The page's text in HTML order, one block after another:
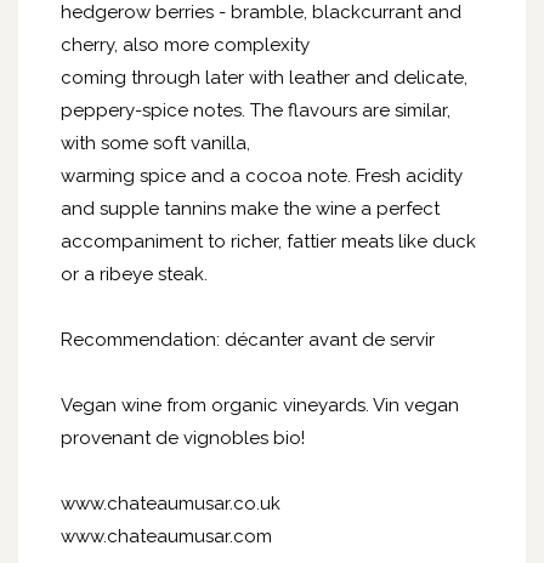
hedgerow berries - bramble, blackcurrant and
cherry, also more complexity
coming through later with leather and delicate,
peppery-spice notes. The flavours are similar,
with some soft vanilla,
warming spice and a cocoa note. Fresh acidity
and supple tannins make the wine a perfect
accompaniment to richer, fattier meats like duck
or a ribeye steak.
Recommendation: décanter avant de servir
Vegan wine from organic vineyards. Vin vegan
provenant de vignobles bio!
www.chateaumusar.co.uk
www.chateaumusar.com